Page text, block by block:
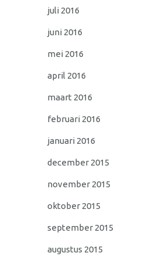
juli 2016
juni 2016
mei 2016
april 2016
maart 2016
februari 2016
januari 2016
december 2015
november 2015
oktober 2015
september 2015
augustus 2015